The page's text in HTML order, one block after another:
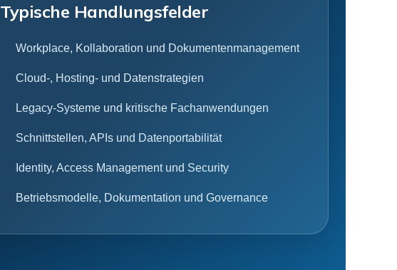
Typische Handlungsfelder
Workplace, Kollaboration und Dokumentenmanagement
Cloud-, Hosting- und Datenstrategien
Legacy-Systeme und kritische Fachanwendungen
Schnittstellen, APIs und Datenportabilität
Identity, Access Management und Security
Betriebsmodelle, Dokumentation und Governance